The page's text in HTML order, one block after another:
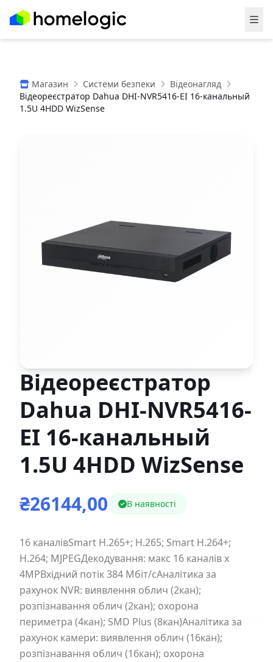
Магазин Системи безпеки
Відеонагляд
Відеореєстратор Dahua DHI-NVR5416-EI 16-канальный
1.5U 4HDD WizSense
Відеореєстратор
Dahua DHI-NVR5416-
EI 16-канальный
1.5U 4HDD WizSense
₴26144,00 В наявності
16 каналівSmart H.265+; H.265; Smart H.264+;
H.264; MJPEGДекодування: макс 16 каналів х
4MPВхідний потік 384 Мбіт/сАналітика за
рахунок NVR: виявлення облич (2кан);
розпізнавання облич (2кан); охорона
периметра (4кан); SMD Plus (8кан)Аналітика за
рахунок камери: виявлення облич (16кан);
розпізнавання облич (16кан); охорона